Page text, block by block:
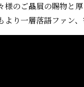
様のご贔屓の賜物と厚
より一層落語ファン